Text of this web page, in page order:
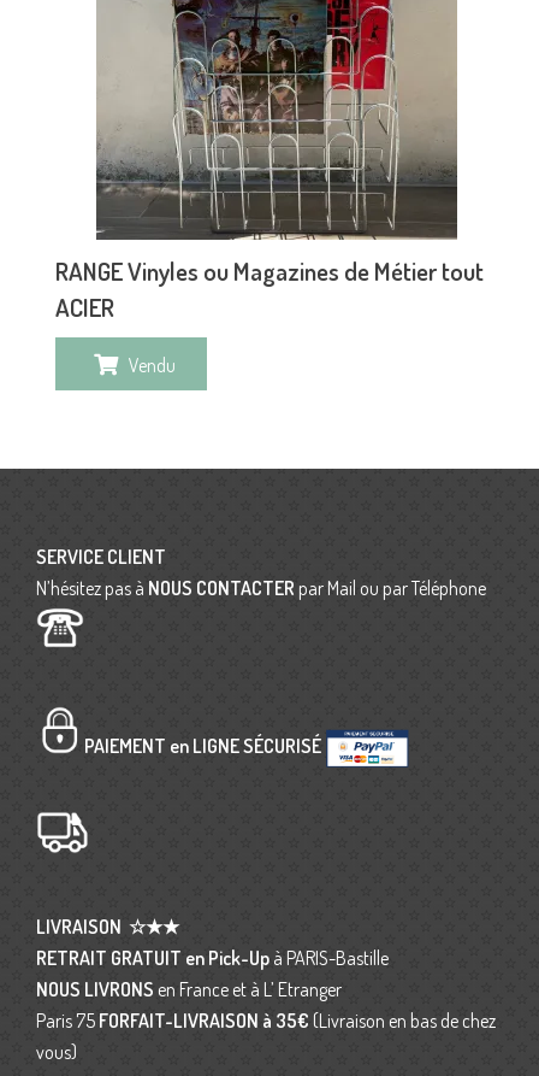
RANGE Vinyles ou Magazines de Métier tout
ACIER
Vendu
SERVICE CLIENT
N’hésitez pas à NOUS CONTACTER par Mail ou par Téléphone
PAIEMENT en LIGNE SÉCURISÉ
LIVRAISON ☆★★
RETRAIT GRATUIT en Pick-Up à PARIS-Bastille
NOUS LIVRONS en France et à L’ Etranger
Paris 75 FORFAIT-LIVRAISON à 35€ (Livraison en bas de chez
vous)